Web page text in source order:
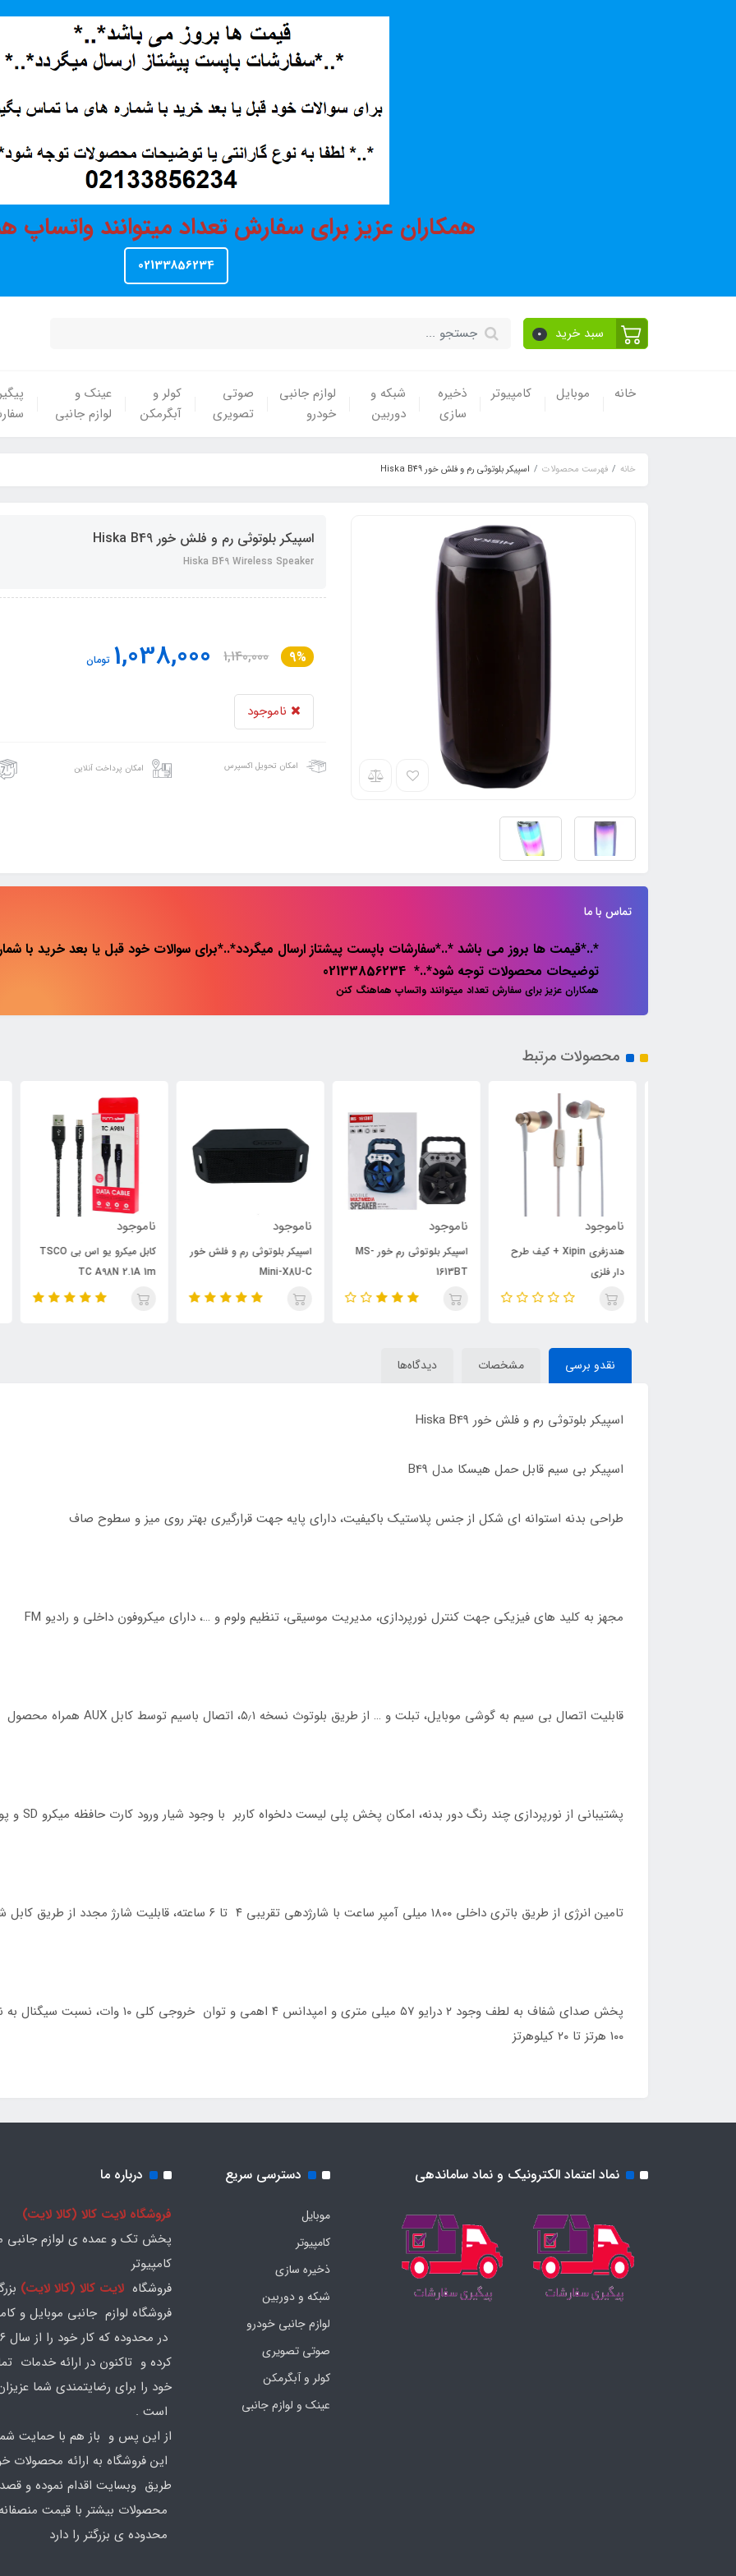
همکاران عزیز برای سفارش تعداد میتوانند
02133856234
سبد خرید 0
خانه موبایل کامپیوتر
ذخیره
سازی
شبکه و
دوربین
لوازم جانبی
خودرو
صوتی
تصویری
کولر و
آبگرمکن
عینک و
لوازم جانبی
خانه فهرست محصولات اسپیکر بلوتوثی رم و فلش خور Hiska B49
اسپیکر بلوتوثی رم و فلش خور Hiska B49
Hiska B49 Wireless Speaker
9%
1,140,000
1,038,000 تومان
ناموجود
امکان تحویل اکسپرس امکان پرداخت آنلاین
تماس با ما
*..*قیمت ها بروز می باشد *..*سفارشات باپست پیشتاز ارسال میگردد*..*برای سوالات خود قبل یا بعد خرید با
توضیحات محصولات توجه شود*..* 02133856234
همکاران عزیز برای سفارش تعداد میتوانند واتساپ هماهنگ کنن
محصولات مرتبط
ناموجود
هندزفری Xipin + کیف طرح
دار فلزی
ناموجود
اسپیکر بلوتوثی رم خور MS-
1613BT
ناموجود
اسپیکر بلوتوثی رم و فلش خور
Mini-X8U-C
ناموجود
کابل میکرو یو اس بی TSCO
TC A98N 2.1A 1m
نقدو برسی مشخصات دیدگاه‌ها
اسپیکر بلوتوثی رم و فلش خور Hiska B49
اسپیکر بی سیم قابل حمل هیسکا مدل B49
طراحی بدنه استوانه ای شکل از جنس پلاستیک باکیفیت، دارای پایه جهت قرارگیری بهتر روی میز و سطوح صاف
مجهز به کلید های فیزیکی جهت کنترل نورپردازی، مدیریت موسیقی، تنظیم ولوم و …، دارای میکروفون داخلی و رادیو FM
قابلیت اتصال بی سیم به گوشی موبایل، تبلت و … از طریق بلوتوث نسخه ۵٫۱، اتصال باسیم توسط کابل AUX همراه محصول
پشتیبانی از نورپردازی چند رنگ دور بدنه، امکان پخش پلی لیست دلخواه کاربر با وجود شیار ورود کارت حافظه میکرو SD و پورت فلش مموری USB
تامین انرژی از طریق باتری داخلی ۱۸۰۰ میلی آمپر ساعت با شارژدهی تقریبی ۴ تا ۶ ساعته، قابلیت شارژ مجدد از طریق کابل شارژ همراه به مدت زمان ۲ الی ۴ ساعت
۱۰۰ هرتز تا ۲۰ کیلوهرتز
نماد اعتماد الکترونیک و نماد ساماندهی دسترسی سریع
موبایل
کامپیوتر
ذخیره سازی
شبکه و دوربین
لوازم جانبی خودرو
صوتی تصویری
کولر و آبگرمکن
عینک و لوازم جانبی
درباره ما
فروشگاه لایت کالا (کالا لایت)
پخش تک و عمده ی لوازم جانبی
کامپیوتر
فروشگاه لایت کالا (کالا لایت)
فروشگاه لوازم جانبی موبایل و
کرده و تاکنون در ارائه خدمات
خود را برای رضایتمندی شما
است .
از این پس و باز هم با حمایت
این فروشگاه به ارائه محصولات
طریق وبسایت اقدام نموده و قصد
محصولات بیشتر با قیمت
محدوده ی بزرگتر را دارد